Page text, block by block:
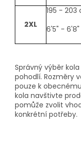
2XL
195 - 203
6'5" - 6'8"
Správný výběr
pohodlí. Rozměry
pouze k
kola navštivte
pomůže zvolit
konkrétní potřeby.